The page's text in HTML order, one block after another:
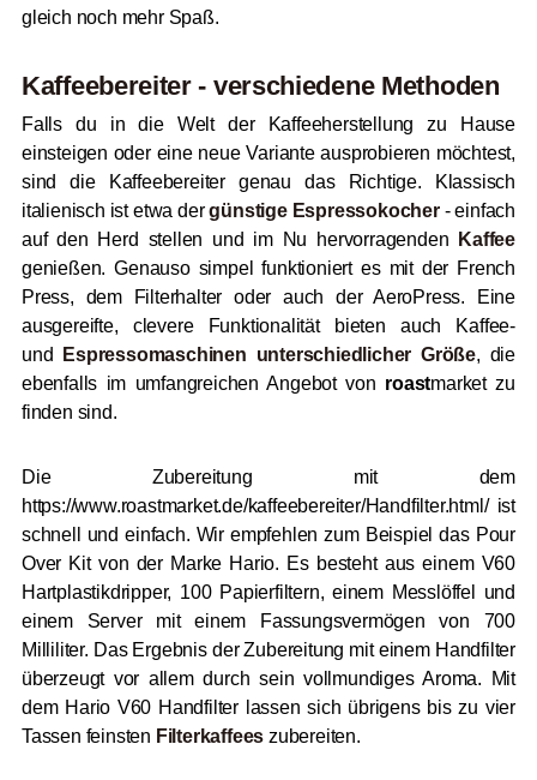
gleich noch mehr Spaß.
Kaffeebereiter - verschiedene Methoden
Falls du in die Welt der Kaffeeherstellung zu Hause
einsteigen oder eine neue Variante ausprobieren möchtest,
sind die Kaffeebereiter genau das Richtige. Klassisch
italienisch ist etwadergünstige Espressokocher- einfach
auf den Herd stellen und im Nu hervorragenden
Kaffee
genießen. Genauso simpel funktioniert es mit der French
Press, dem Filterhalter oder auch der AeroPress. Eine
ausgereifte, clevere Funktionalität bieten auch Kaffee-
und
Espressomaschinen unterschiedlicher Größe, die
ebenfalls im umfangreichen Angebot von roastmarket zu
finden sind.
Die Zubereitung mit dem
https://www.roastmarket.de/kaffeebereiter/Handfilter.html/ ist
schnell und einfach. Wir empfehlen zum Beispiel das Pour
Over Kit von der Marke Hario. Es besteht aus einem V60
Hartplastikdripper, 100 Papierfiltern, einem Messlöffel und
einem Server mit einem Fassungsvermögen von 700
Milliliter. Das Ergebnis der Zubereitung mit einem Handfilter
überzeugt vor allem durch sein vollmundiges Aroma.
Mit
dem Hario V60 Handfilter lassen sich übrigens bis zu vier
Tassen feinsten Filterkaffees zubereiten.